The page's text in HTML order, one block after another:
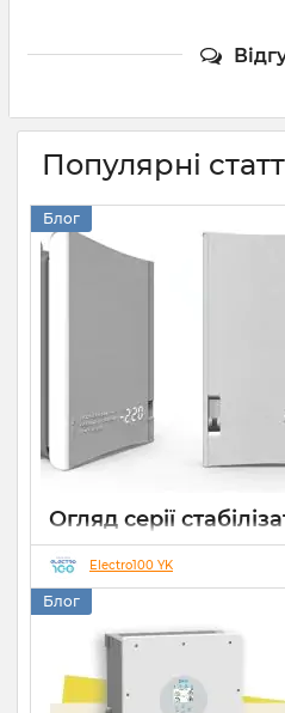
Популярні
Блог
Огляд серії
Елекс АНТС: більше
захист
22 07 2026
Electro100 YK
Блог